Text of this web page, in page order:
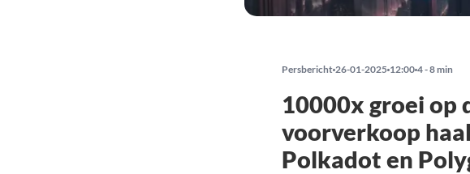
Persbericht 26-01-2025 12:00 4 - 8 min
10000x groei op
voorverkoop
Polkadot en